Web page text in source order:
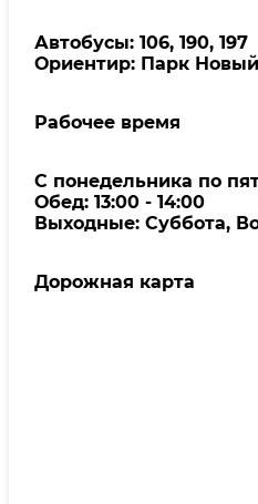
Автобусы: 106, 190, 197
Ориентир: Парк
Рабочее время
С понедельника по
Обед: 13:00 - 14:00
Выходные: Суббота,
Дорожная карта